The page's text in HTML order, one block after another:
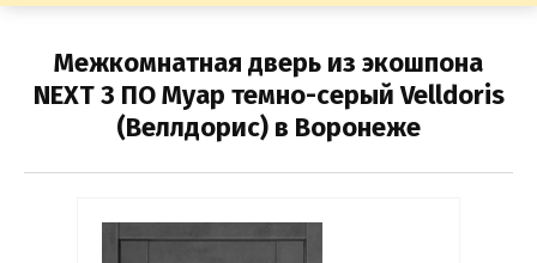
Межкомнатная дверь из экошпона
NEXT 3 ПО Муар темно-серый Velldoris
(Веллдорис) в Воронеже
Артикул:
Текст: